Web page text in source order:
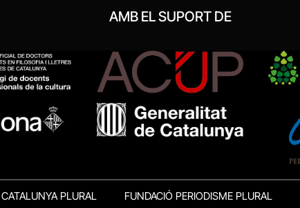
AMB EL SUPORT DE
CATALUNYA PLURAL FUNDACIÓ PERIODISME PLURAL